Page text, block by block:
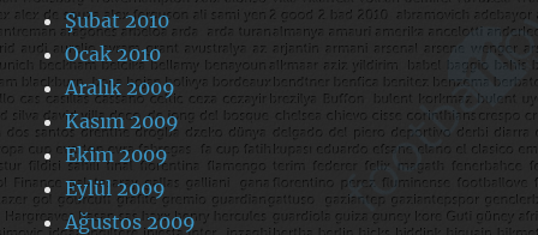
Şubat 2010
Ocak 2010
Aralık 2009
Kasım 2009
Ekim 2009
Eylül 2009
Ağustos 2009